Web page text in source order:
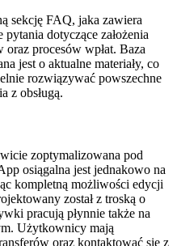
sekcję FAQ, jaka zawiera
dotyczące założenia
procesów wpłat. Baza
jest o aktualne materiały, co
rozwiązywać powszechne
z obsługą.
zoptymalizowana pod
osiągalna jest jednakowo na
kompletną możliwości edycji
został z troską o
pracują płynnie także na
Użytkownicy mają
oraz kontaktować się z